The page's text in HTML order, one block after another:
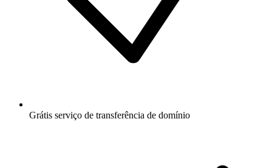
Grátis serviço de transferência de domínio